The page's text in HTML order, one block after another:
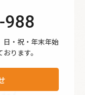
適用されるもので
988
日・祝・年末年始
ります。